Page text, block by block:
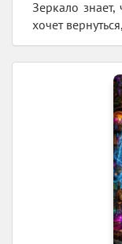
Зеркало знает,
хочет